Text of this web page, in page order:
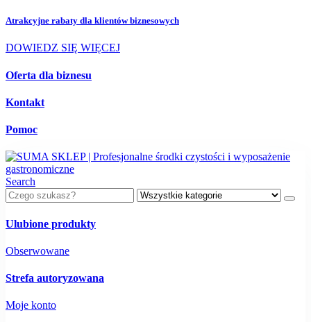
Atrakcyjne rabaty dla klientów biznesowych
DOWIEDZ SIĘ WIĘCEJ
Oferta dla biznesu
Kontakt
Pomoc
Search
Ulubione produkty
Obserwowane
Strefa autoryzowana
Moje konto